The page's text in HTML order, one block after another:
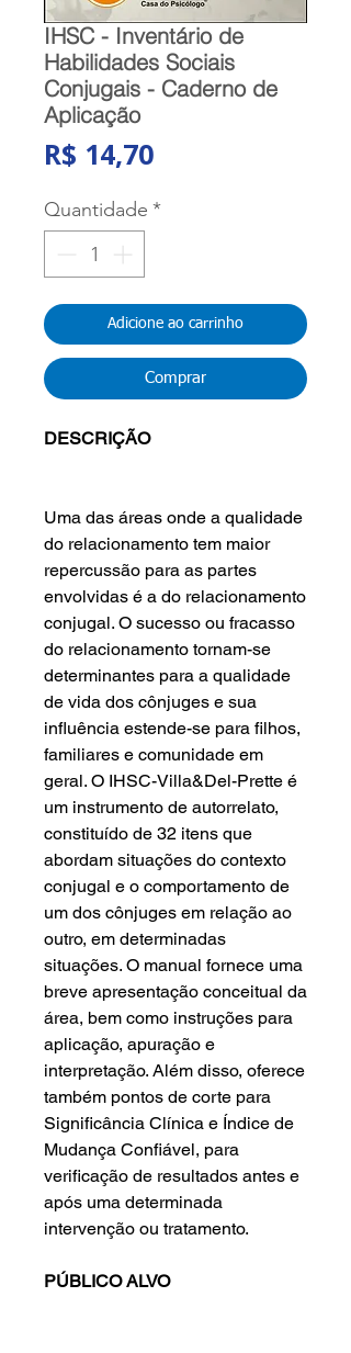
IHSC - Inventário de
Habilidades Sociais
Conjugais - Caderno de
Aplicação
R$ 14,70Preço
Quantidade *
Adicione ao carrinho
Comprar
DESCRIÇÃO
Uma das áreas onde a qualidade
do relacionamento tem maior
repercussão para as partes
envolvidas é a do relacionamento
conjugal. O sucesso ou fracasso
do relacionamento tornam-se
determinantes para a qualidade
de vida dos cônjuges e sua
influência estende-se para filhos,
familiares e comunidade em
geral. O IHSC-Villa&Del-Prette é
um instrumento de autorrelato,
constituído de 32 itens que
abordam situações do contexto
conjugal e o comportamento de
um dos cônjuges em relação ao
outro, em determinadas
situações. O manual fornece uma
breve apresentação conceitual da
área, bem como instruções para
aplicação, apuração e
interpretação. Além disso, oferece
também pontos de corte para
Significância Clínica e Índice de
Mudança Confiável, para
verificação de resultados antes e
após uma determinada
intervenção ou tratamento.
PÚBLICO ALVO